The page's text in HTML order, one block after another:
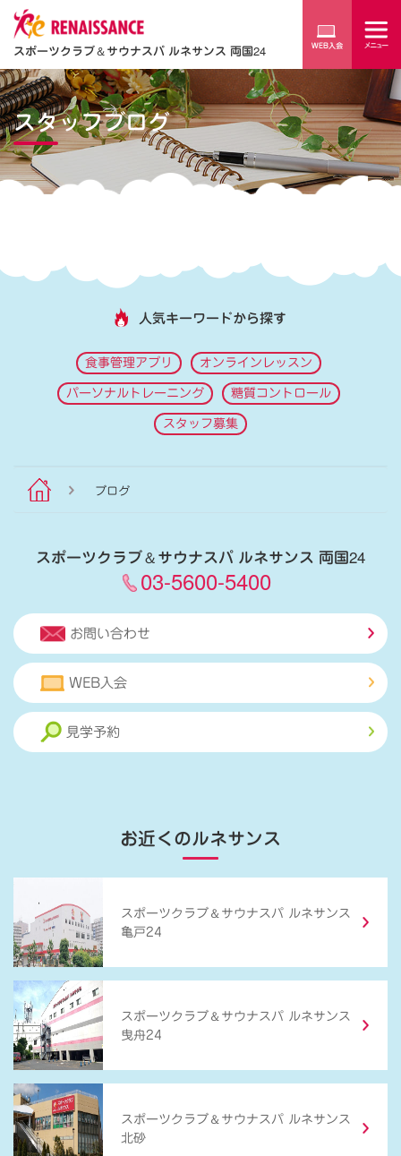
スポーツクラブ＆サウナスパ ルネサンス 両国24
スタッフブログ
人気キーワードから探す
食事管理アプリ オンラインレッスン
パーソナルトレーニング 糖質コントロール
スタッフ募集
ブログ
スポーツクラブ＆サウナスパ ルネサンス 両国24
03-5600-5400
お問い合わせ
WEB入会
見学予約
お近くのルネサンス
スポーツクラブ ＆ サウナスパ ルネサンス
亀戸24
スポーツクラブ ＆ サウナスパ ルネサンス
曳舟24
スポーツクラブ ＆ サウナスパ ルネサンス
北砂